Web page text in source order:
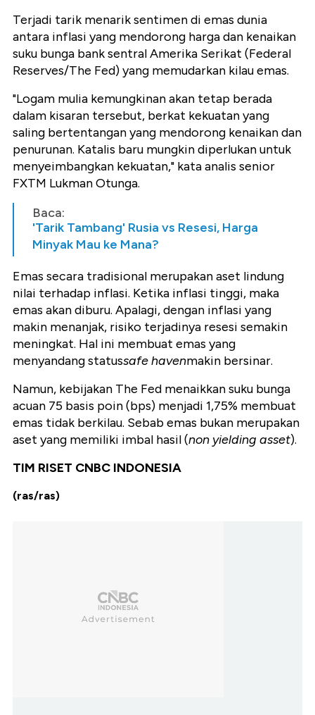
Terjadi tarik menarik sentimen di emas dunia
antara inflasi yang mendorong harga dan kenaikan
suku bunga bank sentral Amerika Serikat (Federal
Reserves/The Fed) yang memudarkan kilau emas.
"Logam mulia kemungkinan akan tetap berada
dalam kisaran tersebut, berkat kekuatan yang
saling bertentangan yang mendorong kenaikan dan
penurunan. Katalis baru mungkin diperlukan untuk
menyeimbangkan kekuatan," kata analis senior
FXTM Lukman Otunga.
Baca:
'Tarik Tambang' Rusia vs Resesi, Harga
Minyak Mau ke Mana?
Emas secara tradisional merupakan aset lindung
nilai terhadap inflasi. Ketika inflasi tinggi, maka
emas akan diburu. Apalagi, dengan inflasi yang
makin menanjak, risiko terjadinya resesi semakin
meningkat. Hal ini membuat emas yang
menyandang statussafe havenmakin bersinar.
Namun, kebijakan The Fed menaikkan suku bunga
acuan 75 basis poin (bps) menjadi 1,75% membuat
emas tidak berkilau. Sebab emas bukan merupakan
aset yang memiliki imbal hasil (non yielding asset).
TIM RISET CNBC INDONESIA
(ras/ras)